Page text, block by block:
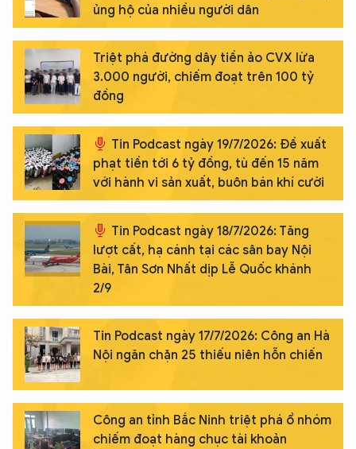
ủng hộ của nhiều người dân
Triệt phá đường dây tiền ảo CVX lừa
3.000 người, chiếm đoạt trên 100 tỷ
đồng
Tin Podcast ngày 19/7/2026: Đề xuất
phạt tiền tới 6 tỷ đồng, tù đến 15 năm
với hành vi sản xuất, buôn bán khí cười
Tin Podcast ngày 18/7/2026: Tăng
lượt cất, hạ cánh tại các sân bay Nội
Bài, Tân Sơn Nhất dịp Lễ Quốc khánh
2/9
Tin Podcast ngày 17/7/2026: Công an Hà
Nội ngăn chặn 25 thiếu niên hỗn chiến
Công an tỉnh Bắc Ninh triệt phá ổ nhóm
chiếm đoạt hàng chục tài khoản